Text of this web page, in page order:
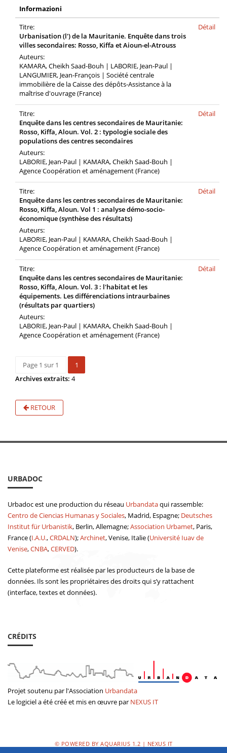
Informazioni
Titre:
Urbanisation (l') de la Mauritanie. Enquête dans trois
villes secondaires: Rosso, Kiffa et Aioun-el-Atrouss
Auteurs:
KAMARA, Cheikh Saad-Bouh | LABORIE, Jean-Paul |
LANGUMIER, Jean-François | Société centrale
immobilière de la Caisse des dépôts-Assistance à la
maîtrise d'ouvrage (France)
Détail
Titre:
Enquête dans les centres secondaires de Mauritanie:
Rosso, Kiffa, Aloun. Vol. 2 : typologie sociale des
populations des centres secondaires
Auteurs:
LABORIE, Jean-Paul | KAMARA, Cheikh Saad-Bouh |
Agence Coopération et aménagement (France)
Détail
Titre:
Enquête dans les centres secondaires de Mauritanie:
Rosso, Kiffa, Aloun. Vol 1 : analyse démo-socio-
économique (synthèse des résultats)
Auteurs:
LABORIE, Jean-Paul | KAMARA, Cheikh Saad-Bouh |
Agence Coopération et aménagement (France)
Détail
Titre:
Enquête dans les centres secondaires de Mauritanie:
Rosso, Kiffa, Aloun. Vol. 3 : l'habitat et les
équipements. Les différenciations intraurbaines
(résultats par quartiers)
Auteurs:
LABORIE, Jean-Paul | KAMARA, Cheikh Saad-Bouh |
Agence Coopération et aménagement (France)
Détail
Page 1 sur 1
1
Archives extraits: 4
RETOUR
URBADOC
Urbadoc est une production du réseau Urbandataqui rassemble:
Centro de Ciencias Humanas y Sociales, Madrid, Espagne; Deutsches
Institut für Urbanistik, Berlin, Allemagne;Association Urbamet, Paris,
France (I.A.U.,CRDALN);Archinet, Venise, Italie (Université Iuav de
Venise,CNBA,CERVED).
Cette plateforme est réalisée par les producteurs de la base de
données. Ils sont les propriétaires des droits qui s’y rattachent
(interface, textes et données).
CRÉDITS
Projet soutenu par l'Association Urbandata
Le logiciel a étécrééet mis en œuvre par NEXUS IT
© POWERED BY AQUARIUS 1.2 | NEXUS IT